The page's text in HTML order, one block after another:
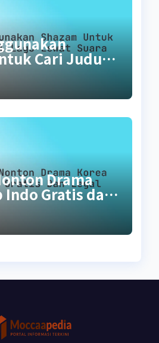
Cari Judul
Suara
Drama
Indo Gratis dan